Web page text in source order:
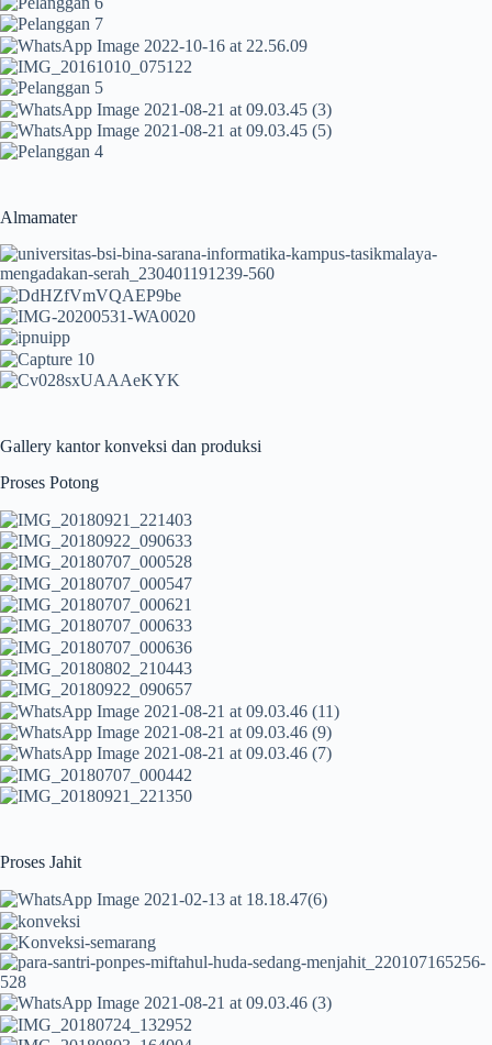
Almamater
Gallery kantor konveksi dan produksi
Proses Potong
Proses Jahit